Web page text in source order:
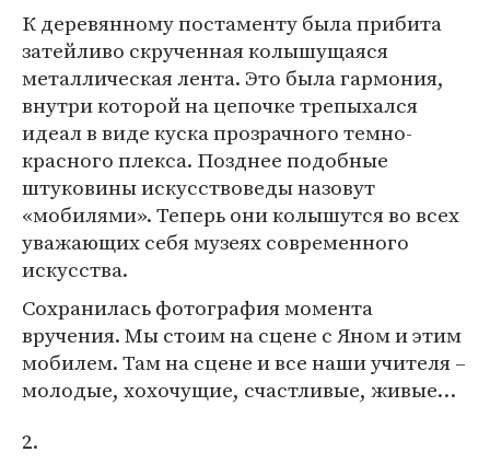
К деревянному постаменту была прибита
затейливо скрученная колышущаяся
металлическая лента. Это была гармония,
внутри которой на цепочке трепыхался
идеал в виде куска прозрачного темно-
красного плекса. Позднее подобные
штуковины искусствоведы назовут
«мобилями». Теперь они колышутся во всех
уважающих себя музеях современного
искусства.
Сохранилась фотография момента
вручения. Мы стоим на сцене с Яном и этим
мобилем. Там на сцене и все наши учителя –
молодые, хохочущие, счастливые, живые…
2.